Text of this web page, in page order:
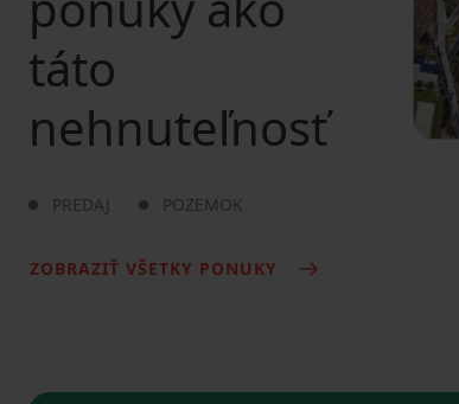
táto
nehnuteľnosť
PREDAJ POZEMOK
ZOBRAZIŤ VŠETKY PONUKY